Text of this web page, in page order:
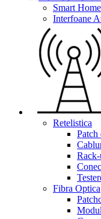
Smart Home
Interfoane
Retelistica
Fibra Optica